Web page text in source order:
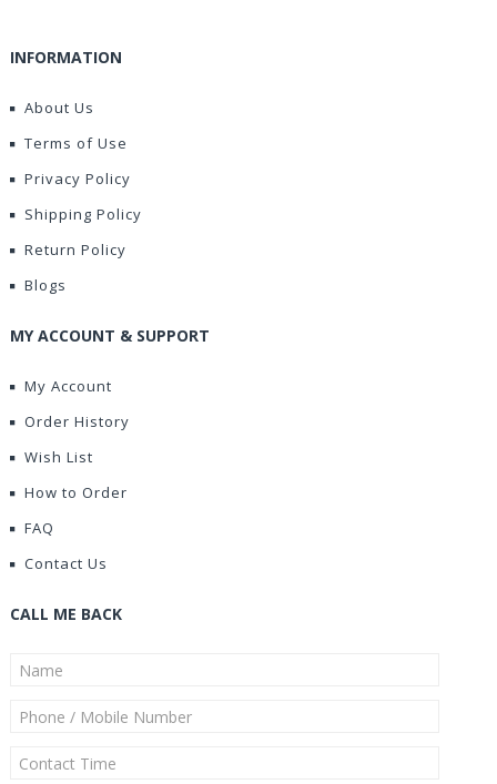
INFORMATION
About Us
Terms of Use
Privacy Policy
Shipping Policy
Return Policy
Blogs
MY ACCOUNT & SUPPORT
My Account
Order History
Wish List
How to Order
FAQ
Contact Us
CALL ME BACK